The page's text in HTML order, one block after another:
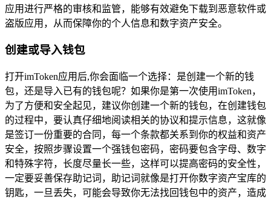
应用进行严格的审核和监管，能够有效避免下载到恶意软件或
盗版应用，从而保障你的个人信息和数字资产安全。
创建或导入钱包
打开imToken应用后,你会面临一个选择：是创建一个新的钱
包，还是导入已有的钱包呢？如果你是第一次使用imToken，
为了方便和安全起见，建议你创建一个新的钱包，在创建钱包
的过程中，要认真仔细地阅读相关的协议和提示信息，这就像
是签订一份重要的合同，每一个条款都关系到你的权益和资产
安全，按照步骤设置一个强钱包密码，密码要包含字母、数字
和特殊字符，长度尽量长一些，这样可以提高密码的安全性，
一定要妥善保存助记词，助记词就像是打开你数字资产宝库的
钥匙，一旦丢失，可能会导致你无法找回钱包中的资产，造成